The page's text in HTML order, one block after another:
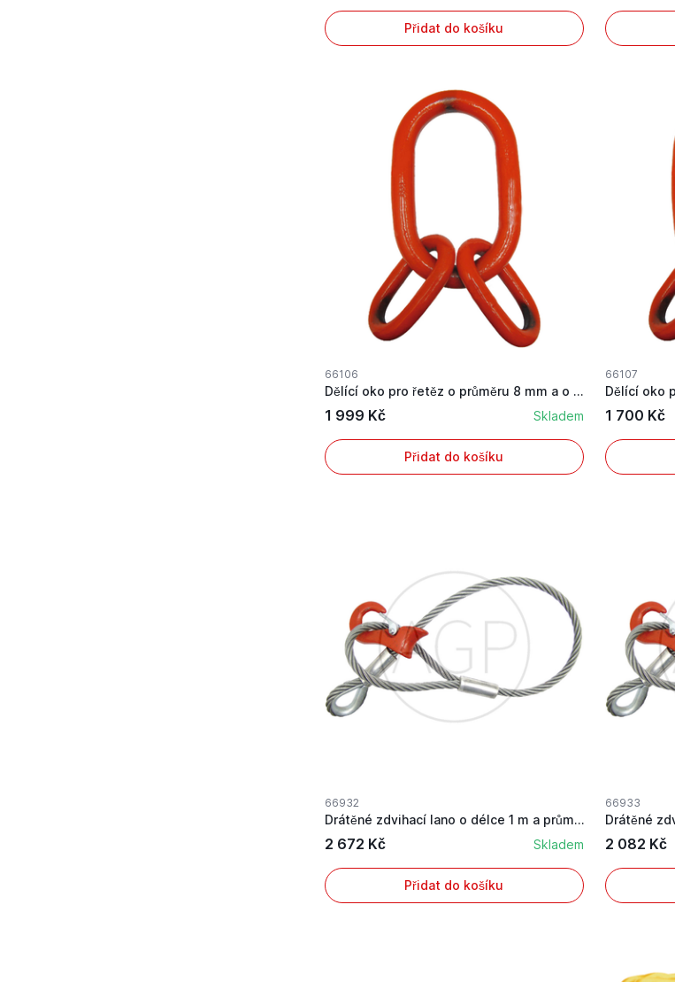
Přidat do košíku
66106
Dělící oko pro řetěz o průměru 8 mm a o rozměru...
1 999 Kč Skladem
Přidat do košíku
66107
1 700 Kč
66932
Drátěné zdvihací lano o délce 1 m a průměru 10 mm
2 672 Kč Skladem
Přidat do košíku
66933
2 082 Kč